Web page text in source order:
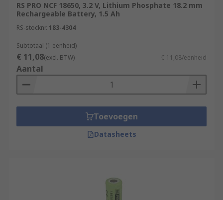
RS PRO NCF 18650, 3.2 V, Lithium Phosphate 18.2 mm
Rechargeable Battery, 1.5 Ah
RS-stocknr. 183-4304
Subtotaal (1 eenheid)
€ 11,08(excl. BTW) € 11,08/eenheid
Aantal
Toevoegen
Datasheets